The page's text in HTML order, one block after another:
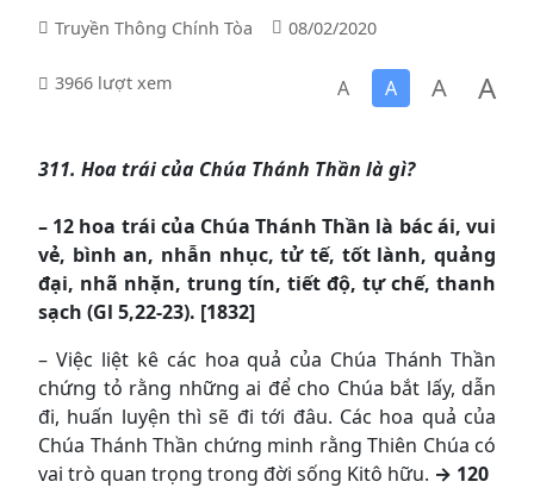
Truyền Thông Chính Tòa 08/02/2020
3966 lượt xem A A A A
311. Hoa trái của Chúa Thánh Thần là gì?
– 12 hoa trái của Chúa Thánh Thần là bác ái, vui
vẻ, bình an, nhẫn nhục, tử tế, tốt lành, quảng
đại, nhã nhặn, trung tín, tiết độ, tự chế, thanh
sạch (Gl 5,22-23). [1832]
– Việc liệt kê các hoa quả của Chúa Thánh Thần
chứng tỏ rằng những ai để cho Chúa bắt lấy, dẫn
đi, huấn luyện thì sẽ đi tới đâu. Các hoa quả của
Chúa Thánh Thần chứng minh rằng Thiên Chúa có
vai trò quan trọng trong đời sống Kitô hữu. → 120